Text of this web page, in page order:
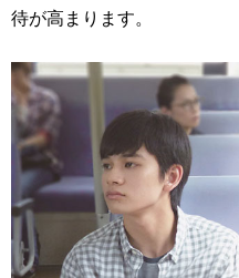
待が高まります。